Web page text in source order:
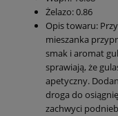
Żelazo: 0.86
Opis towaru:
mieszanka
smak i aromat
sprawiają, że
apetyczny.
droga do
zachwyci